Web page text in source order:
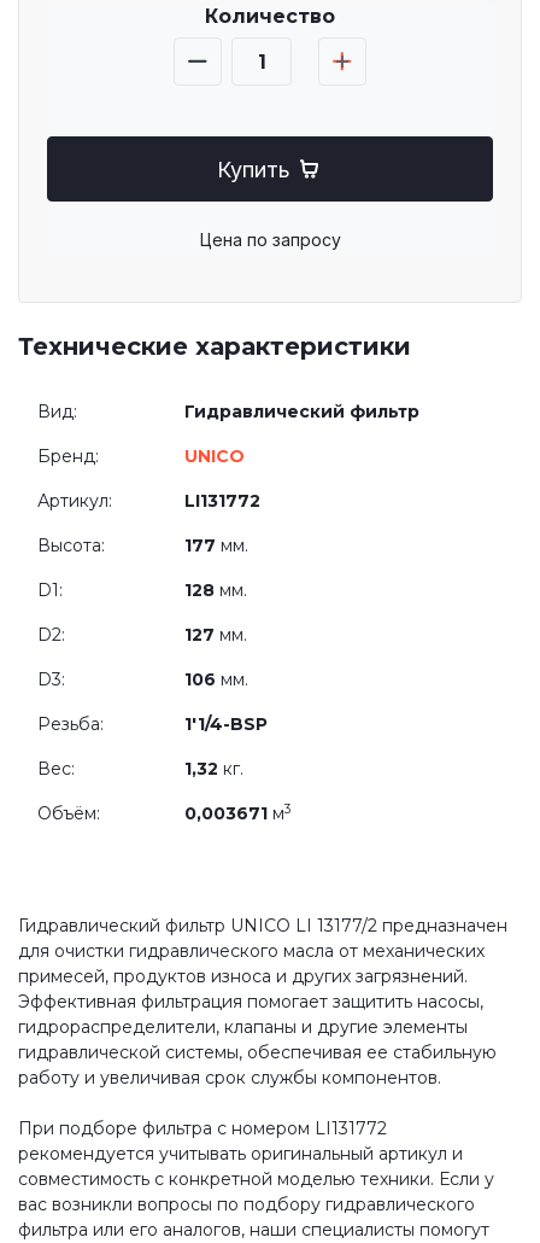
Количество
Купить
Цена по запросу
Технические характеристики
Вид: Гидравлический фильтр
Бренд: UNICO
Артикул: LI131772
Высота: 177 мм.
D1: 128 мм.
D2: 127 мм.
D3: 106 мм.
Резьба: 1'1/4-BSP
Вес: 1,32 кг.
Объём: 0,003671 м3
Гидравлический фильтр UNICO LI 13177/2 предназначен
для очистки гидравлического масла от механических
примесей, продуктов износа и других загрязнений.
Эффективная фильтрация помогает защитить насосы,
гидрораспределители, клапаны и другие элементы
гидравлической системы, обеспечивая ее стабильную
работу и увеличивая срок службы компонентов.
При подборе фильтра с номером LI131772
рекомендуется учитывать оригинальный артикул и
совместимость с конкретной моделью техники. Если у
вас возникли вопросы по подбору гидравлического
фильтра или его аналогов, наши специалисты помогут